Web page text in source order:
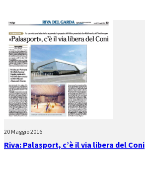
20 Maggio 2016
Riva: Palasport, c’è il via libera del Coni